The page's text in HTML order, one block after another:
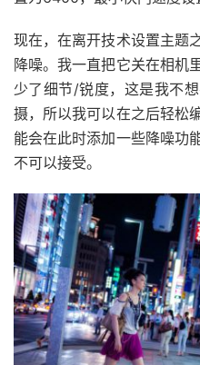
现在，在离开技术设置主题
降噪。我一直把它关在相机里
少了细节/锐度，这是我不想
摄，所以我可以在之后轻松
能会在此时添加一些降噪功
不可以接受。